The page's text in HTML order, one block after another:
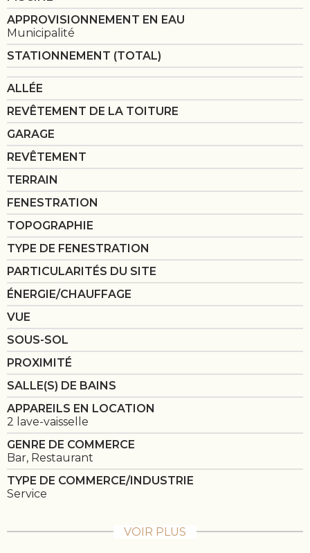
APPROVISIONNEMENT EN EAU
Municipalité
STATIONNEMENT (TOTAL)
ALLÉE
REVÊTEMENT DE LA TOITURE
GARAGE
REVÊTEMENT
TERRAIN
FENESTRATION
TOPOGRAPHIE
TYPE DE FENESTRATION
PARTICULARITÉS DU SITE
ÉNERGIE/CHAUFFAGE
VUE
SOUS-SOL
PROXIMITÉ
SALLE(S) DE BAINS
APPAREILS EN LOCATION
2 lave-vaisselle
GENRE DE COMMERCE
Bar, Restaurant
TYPE DE COMMERCE/INDUSTRIE
Service
VOIR PLUS